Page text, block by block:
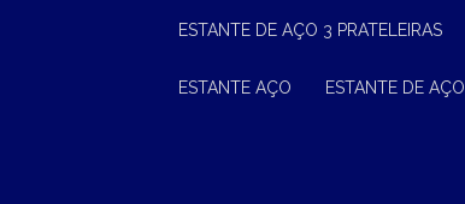
ESTANTE DE AÇO 3 PRATELEIRAS
ESTANTE AÇO ESTANTE DE AÇO